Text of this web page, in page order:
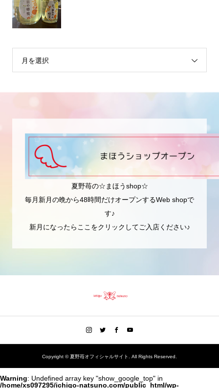
月を選択
夏野苺の☆まほうshop☆
毎月新月の晩から48時間だけオープンするWeb shopで
す♪
新月になったらここをクリックしてご入店ください♪
Copyright ©夏野苺オフィシャルサイト. All Rights Reserved.
Warning: Undefined array key "show_google_top" in
/home/xs097295/ichigo-natsuno.com/public_html/wp-